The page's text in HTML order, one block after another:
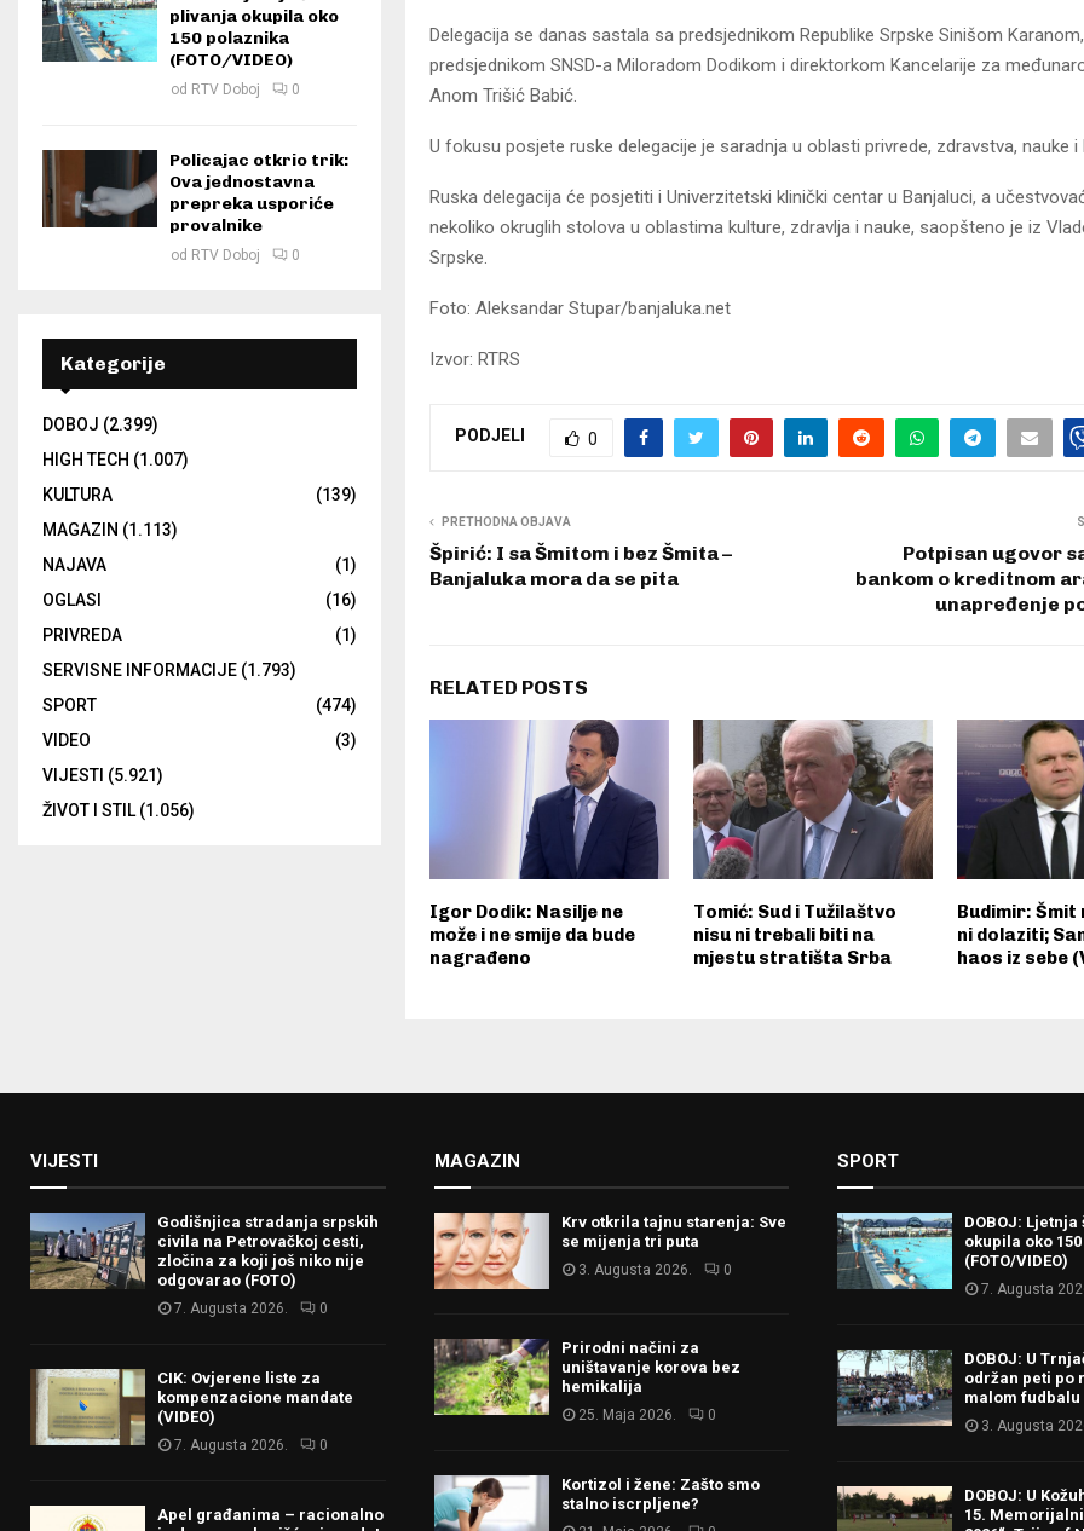
Delegacija se danas sastala sa predsjednikom Republike Srpske Sinišom Karanom,
predsjednikom SNSD-a Miloradom Dodikom i direktorkom Kancelarije za
Anom Trišić Babić.
U fokusu posjete ruske delegacije je saradnja u oblasti privrede, zdravstva, nauke i
Ruska delegacija će posjetiti i Univerzitetski klinički centar u Banjaluci, a
nekoliko okruglih stolova u oblastima kulture, zdravlja i nauke, saopšteno je iz
Srpske.
Foto: Aleksandar Stupar/banjaluka.net
Izvor: RTRS
PODJELI 0
PRETHODNA OBJAVA
Špirić: I sa Šmitom i bez Šmita –
Banjaluka mora da se pita
Potpisan ugovor
bankom o kreditnom
unapređenje
RELATED POSTS
Igor Dodik: Nasilje ne
može i ne smije da bude
nagrađeno
Tomić: Sud i Tužilaštvo
nisu ni trebali biti na
mjestu stratišta Srba
Budimir:
ni dolaziti;
haos iz sebe
plivanja okupila oko
150 polaznika
(FOTO/VIDEO)
od RTV Doboj 0
Policajac otkrio trik:
Ova jednostavna
prepreka usporiće
provalnike
od RTV Doboj 0
Kategorije
DOBOJ (2.399)
HIGH TECH (1.007)
KULTURA
(139)
MAGAZIN (1.113)
NAJAVA
(1)
OGLASI
(16)
PRIVREDA
(1)
SERVISNE INFORMACIJE (1.793)
SPORT
(474)
VIDEO
(3)
VIJESTI (5.921)
ŽIVOT I STIL(1.056)
VIJESTI
Godišnjica stradanja srpskih
civila na Petrovačkoj cesti,
zločina za koji još niko nije
odgovarao (FOTO)
7. Augusta 2026. 0
CIK: Ovjerene liste za
kompenzacione mandate
(VIDEO)
7. Augusta 2026. 0
Apel građanima – racionalno
MAGAZIN
Krv otkrila tajnu starenja: Sve
se mijenja tri puta
3. Augusta 2026. 0
Prirodni načini za
uništavanje korova bez
hemikalija
25. Maja 2026. 0
Kortizol i žene: Zašto smo
stalno iscrpljene?
SPORT
DOBOJ:
okupila oko
(FOTO/VIDEO)
7. Augusta
DOBOJ: U
održan peti po
malom fudbalu
3. Augusta
DOBOJ: U
15.